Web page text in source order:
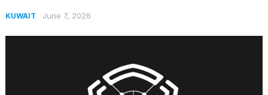
KUWAIT June 7, 2026